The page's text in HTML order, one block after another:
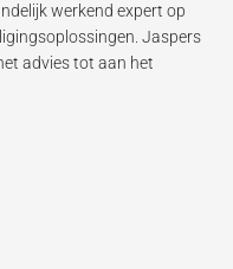
werkend expert op
Jaspers
advies tot aan het